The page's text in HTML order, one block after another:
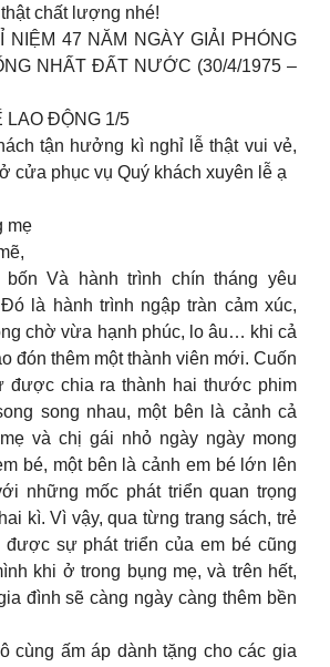
chất lượng nhé!
NIỆM 47 NĂM NGÀY GIẢI PHÓNG
NHẤT ĐẤT NƯỚC (30/4/1975 –
LAO ĐỘNG 1/5
tận hưởng kì nghỉ lễ thật vui vẻ,
cửa phục vụ Quý khách xuyên lễ ạ
mẹ
bốn Và hành trình chín tháng yêu
là hành trình ngập tràn cảm xúc,
chờ vừa hạnh phúc, lo âu… khi cả
đón thêm một thành viên mới. Cuốn
được chia ra thành hai thước phim
song nhau, một bên là cảnh cả
và chị gái nhỏ ngày ngày mong
bé, một bên là cảnh em bé lớn lên
những mốc phát triển quan trọng
kì. Vì vậy, qua từng trang sách, trẻ
được sự phát triển của em bé cũng
khi ở trong bụng mẹ, và trên hết,
đình sẽ càng ngày càng thêm bền
cùng ấm áp dành tặng cho các gia